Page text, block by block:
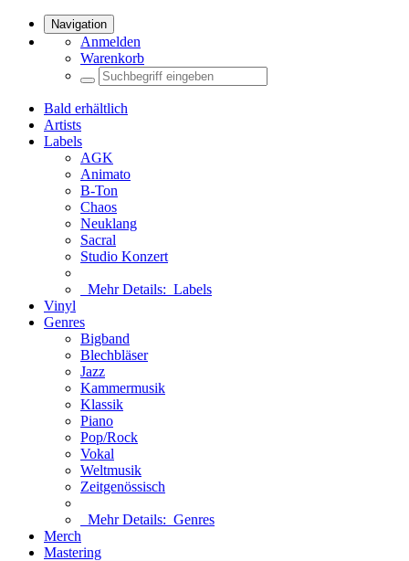
Navigation
Anmelden
Warenkorb
Bald erhältlich
Artists
Labels
AGK
Animato
B-Ton
Chaos
Neuklang
Sacral
Studio Konzert
Mehr Details: Labels
Vinyl
Genres
Bigband
Blechbläser
Jazz
Kammermusik
Klassik
Piano
Pop/Rock
Vokal
Weltmusik
Zeitgenössisch
Mehr Details: Genres
Merch
Mastering